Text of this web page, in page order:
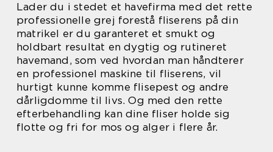
Lader du i stedet et havefirma med det rette
professionelle grej forestå fliserens på din
matrikel er du garanteret et smukt og
holdbart resultat en dygtig og rutineret
havemand, som ved hvordan man håndterer
en professionel maskine til fliserens, vil
hurtigt kunne komme flisepest og andre
dårligdomme til livs. Og med den rette
efterbehandling kan dine fliser holde sig
flotte og fri for mos og alger i flere år.